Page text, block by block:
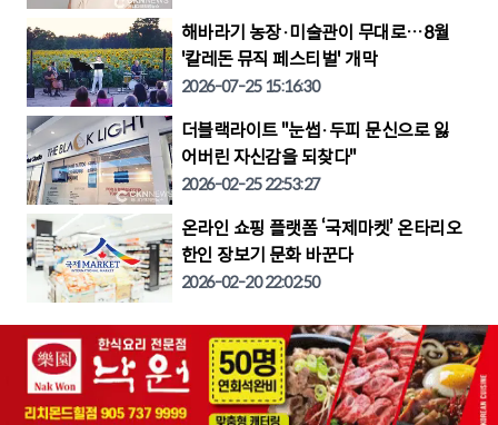
해바라기 농장·미술관이 무대로…8월
'칼레돈 뮤직 페스티벌' 개막
2026-07-25 15:16:30
더블랙라이트 "눈썹·두피 문신으로 잃
어버린 자신감을 되찾다"
2026-02-25 22:53:27
온라인 쇼핑 플랫폼 ‘국제마켓’ 온타리오
한인 장보기 문화 바꾼다
2026-02-20 22:02:50